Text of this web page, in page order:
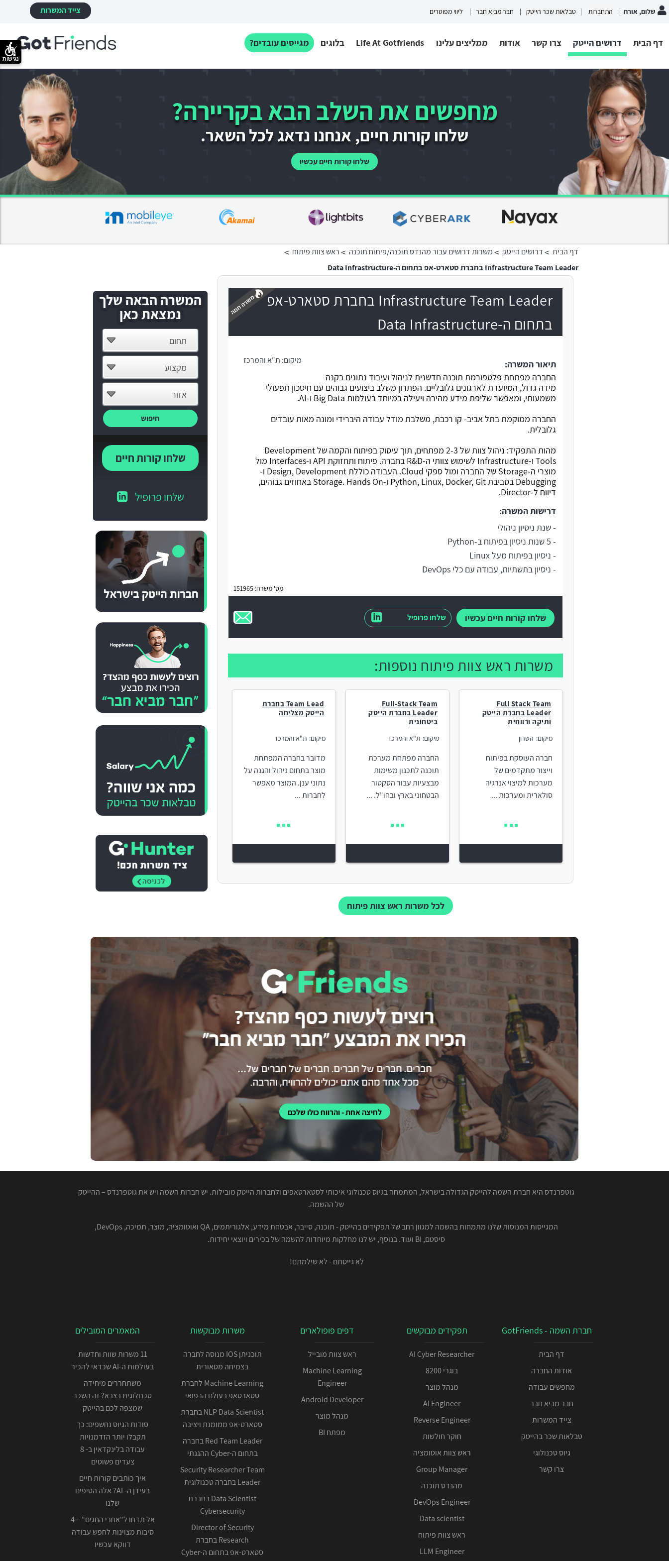
שלום, אורח התחברות טבלאות שכר הייטק חבר מביא חבר ליווי מפוטרים צייד המשרות
דף הבית דרושים הייטק צרו קשר אודות ממליצים עלינו Life At Gotfriends בלוגים מגייסים עובדים?
מחפשים את השלב הבא בקריירה?
שלחו קורות חיים, אנחנו נדאג לכל השאר.
שלחו קורות חיים עכשיו
דף הבית >דרושים הייטק >משרות דרושים עבור מהנדס תוכנה/פיתוח תוכנה >ראש צוות פיתוח >
Infrastructure Team Leader בחברת סטארט-אפ בתחום ה-Data Infrastructure
Infrastructure Team Leader בחברת סטארט-אפ
בתחום ה-Data Infrastructure
מיקום: ת"א והמרכז
תיאור המשרה:
החברה מפתחת פלטפורמת תוכנה חדשנית לניהול ועיבוד נתונים בקנה
מידה גדול, המיועדת לארגונים גלובליים. הפתרון משלב ביצועים גבוהים עם חיסכון תפעולי
משמעותי, ומאפשר שליפת מידע מהירה ויעילה במיוחד בעולמות Big Data ו-AI.
החברה ממוקמת בתל אביב- קו רכבת, משלבת מודל עבודה היברידי ומונה מאות עובדים
גלובלית.
מהות התפקיד: ניהול צוות של 2-3 מפתחים, תוך עיסוק בפיתוח והקמה של Development
Tools ו-Infrastructure לשימוש צוותי ה-R&D בחברה. פיתוח ותחזוקת API ו-Interfaces מול
מוצרי ה-Storage של החברה ומול ספקי Cloud. העבודה כוללת Design, Development ו-
Debugging בסביבת Python, Linux, Docker, Git ו-Storage. Hands On באחוזים גבוהים,
דיווח ל-Director.
דרישות המשרה:
- שנת ניסיון ניהולי
- 5 שנות ניסיון בפיתוח ב-Python
- ניסיון בפיתוח מעל Linux
- ניסיון בתשתיות, עבודה עם כלי DevOps
מס' משרה: 151965
שלחו קורות חיים עכשיו שלחו פרופיל
משרות ראש צוות פיתוח נוספות:
Full Stack Team
Leader בחברת הייטק
ותיקה ורווחית
מיקום: השרון
חברה העוסקת בפיתוח
וייצור מתקדמים של
מערכות למיצוי אנרגיה
סולארית ומערכות ...
Full-Stack Team
Leader בחברת הייטק
ביטחונית
מיקום: ת"א והמרכז
החברה מפתחת מערכת
תוכנה לתכנון משימות
מבצעיות עבור הסקטור
הבטחוני בארץ ובחו"ל. ...
Team Lead בחברת
הייטק מצליחה
מיקום: ת"א והמרכז
מדובר בחברה המפתחת
מוצר בתחום ניהול והגנה על
נתוני ענן. המוצר מאפשר
לחברות ...
לכל משרות ראש צוות פיתוח
המשרה הבאה שלך
נמצאת כאן
תחום
מקצוע
אזור
חיפוש
שלחו קורות חיים
שלחו פרופיל
לחיצה אחת - והרווח כולו שלכם
גוטפרנדס היא חברת השמה להייטק הגדולה בישראל, המתמחה בגיוס טכנולוגי איכותי לסטארטאפים ולחברות הייטק מובילות. יש חברות השמה ויש את גוטפרנדס – ההייטק
של ההשמה.
המגייסות המנוסות שלנו מתמחות בהשמה למגוון רחב של תפקידים בהייטק - תוכנה, סייבר, אבטחת מידע, אלגוריתמים, QA ואוטומציה, מוצר, תמיכה, DevOps,
סיסטם, BI ועוד. בנוסף, יש לנו מחלקות מיוחדות להשמה של בכירים ויוצאי יחידות.
לא גייסתם - לא שילמתם!
חברת השמה - GotFriends
דף הבית
אודות החברה
מחפשים עבודה
חבר מביא חבר
צייד המשרות
טבלאות שכר בהייטק
גיוס טכנולוגי
צרו קשר
תפקידים מבוקשים
AI Cyber Researcher
בוגרי 8200
מנהל מוצר
AI Engineer
Reverse Engineer
חוקר חולשות
ראש צוות אוטומציה
Group Manager
מהנדס תוכנה
DevOps Engineer
Data scientist
ראש צוות פיתוח
LLM Engineer
דפים פופולארים
ראש צוות מובייל
Machine Learning
Engineer
Android Developer
מנהל מוצר
מפתח BI
משרות מבוקשות
תוכניתן IOS מנוסה לחברה
בצמיחה מטאורית
Machine Learning לחברת
סטארטאפ בעולם הרפואי
NLP Data Scientist בחברת
סטארט-אפ ממומנת ויציבה
Red Team Leader בחברה
בתחום ה-Cyber ההגנתי
Security Researcher Team
Leader בחברה טכנולוגית
Data Scientist בחברת
Cybersecurity
Director of Security
Research בחברת
סטארט-אפ בתחום ה-Cyber
המאמרים המובילים
11 משרות שוות וחדשות
בעולמות ה-AI שכדאי להכיר
משתחררים מיחידה
טכנולוגית בצבא? זה השכר
שמצפה לכם בהייטק
סודות הגיוס נחשפים: כך
תקבלו יותר הזדמנויות
עבודה בלינקדאין ב- 8
צעדים פשוטים
איך כותבים קורות חיים
בעידן ה- AI? אלה הטיפים
שלנו
אל תדחו ל"אחרי החגים" – 4
סיבות מצוינות לחפש עבודה
דווקא עכשיו
נגישות